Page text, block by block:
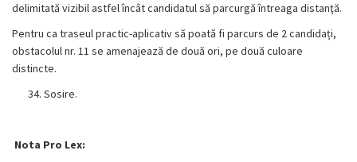
delimitată vizibil astfel încât candidatul să parcurgă întreaga distanţă.
Pentru ca traseul practic-aplicativ să poată fi parcurs de 2 candidați,
obstacolul nr. 11 se amenajează de două ori, pe două culoare
distincte.
Sosire.
Nota Pro Lex: